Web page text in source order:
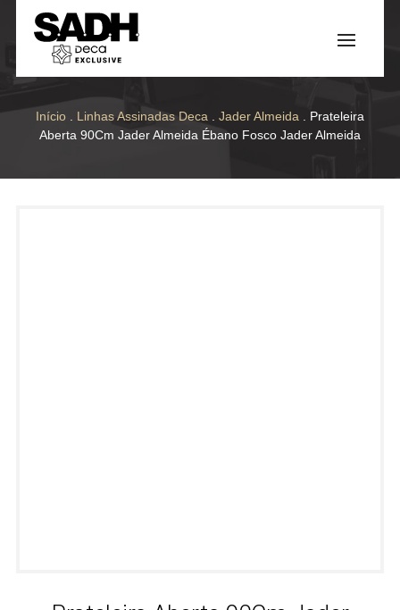
Início Linhas Assinadas Deca Jader Almeida . Prateleira
Aberta 90Cm Jader Almeida Ébano Fosco Jader Almeida